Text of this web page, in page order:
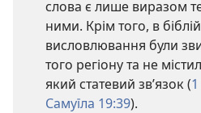
слова є лише виразом
ними. Крім того, в
висловлювання були
того регіону та не
який статевий зв’язок (
Самуїла 19:39).